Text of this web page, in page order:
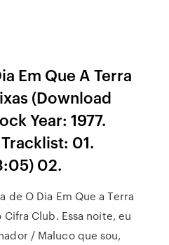
Em Que A Terra
(Download
Year: 1977.
01.
02.
de O Dia Em Que a Terra
Cifra Club. Essa noite, eu
/ Maluco que sou,